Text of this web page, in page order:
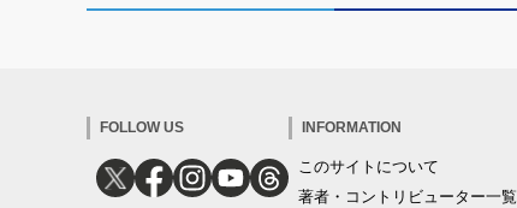
FOLLOW US INFORMATION
このサイトについて
著者・コントリビューター一覧